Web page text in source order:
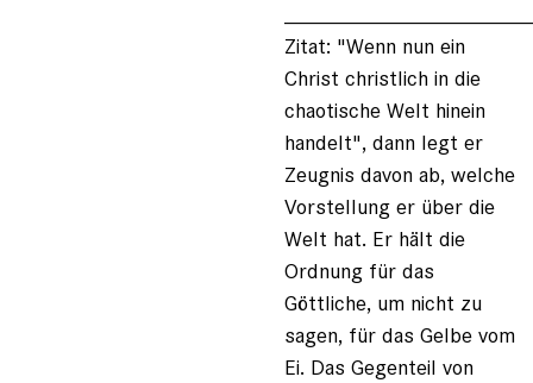
Zitat: "Wenn nun ein
Christ christlich in die
chaotische Welt hinein
handelt", dann legt er
Zeugnis davon ab, welche
Vorstellung er über die
Welt hat. Er hält die
Ordnung für das
Göttliche, um nicht zu
sagen, für das Gelbe vom
Ei. Das Gegenteil von